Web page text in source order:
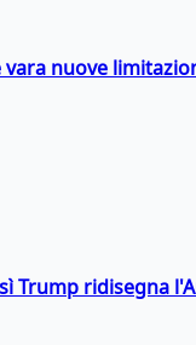
nuove
Trump ridisegna